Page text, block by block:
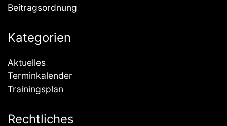
Beitragsordnung
Kategorien
Aktuelles
Terminkalender
Trainingsplan
Rechtliches